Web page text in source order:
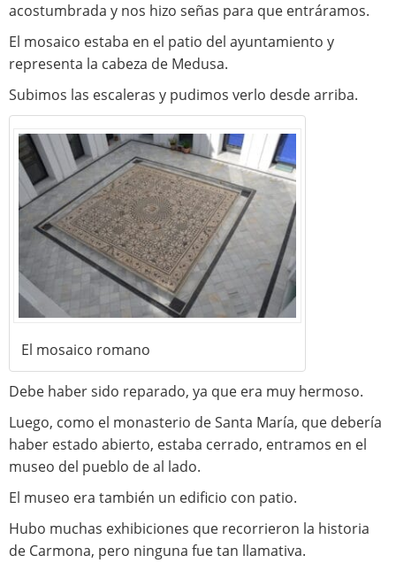
acostumbrada y nos hizo señas para que entráramos.
El mosaico estaba en el patio del ayuntamiento y
representa la cabeza de Medusa.
Subimos las escaleras y pudimos verlo desde arriba.
El mosaico romano
Debe haber sido reparado, ya que era muy hermoso.
Luego, como el monasterio de Santa María, que debería
haber estado abierto, estaba cerrado, entramos en el
museo del pueblo de al lado.
El museo era también un edificio con patio.
Hubo muchas exhibiciones que recorrieron la historia
de Carmona, pero ninguna fue tan llamativa.